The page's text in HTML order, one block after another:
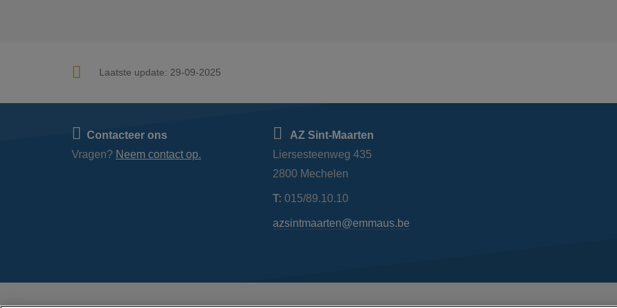
Laatste update: 29-09-2025
Contacteer ons
Vragen? Neem contact op.
AZ Sint-Maarten
Liersesteenweg 435
2800 Mechelen
T: 015/89.10.10
azsintmaarten@emmaus.be